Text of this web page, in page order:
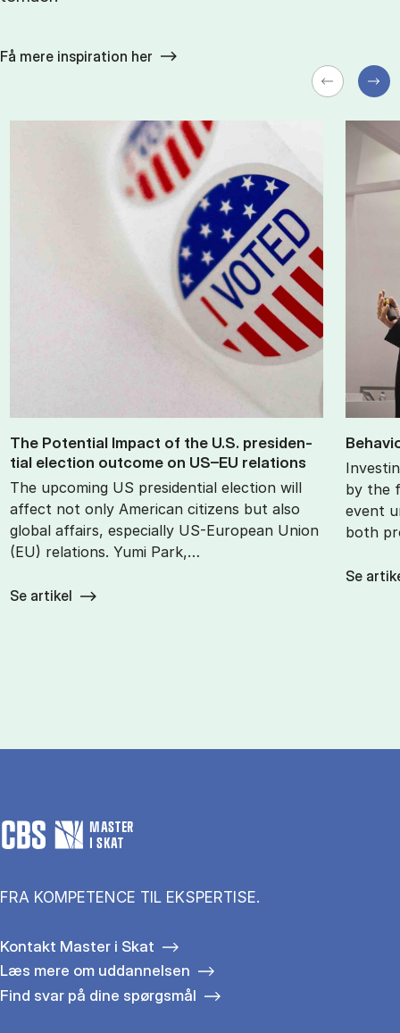
Få mere inspiration her
The Po­ten­tial Im­pact of the U.S. pres­id­en­
tial elec­tion out­come on US–EU re­la­tions
The upcoming US presidential election will
affect not only American citizens but also
global affairs, especially US-European Union
(EU) relations. Yumi Park,…
Se artikel
by the
event
both
Se
MASTER
I SKAT
FRA KOMPETENCE TIL EKSPERTISE.
Kontakt Master i Skat
Læs mere om uddannelsen
Find svar på dine spørgsmål